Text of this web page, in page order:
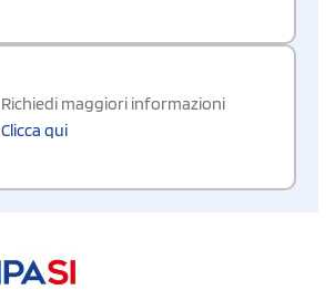
Richiedi maggiori informazioni
Clicca qui